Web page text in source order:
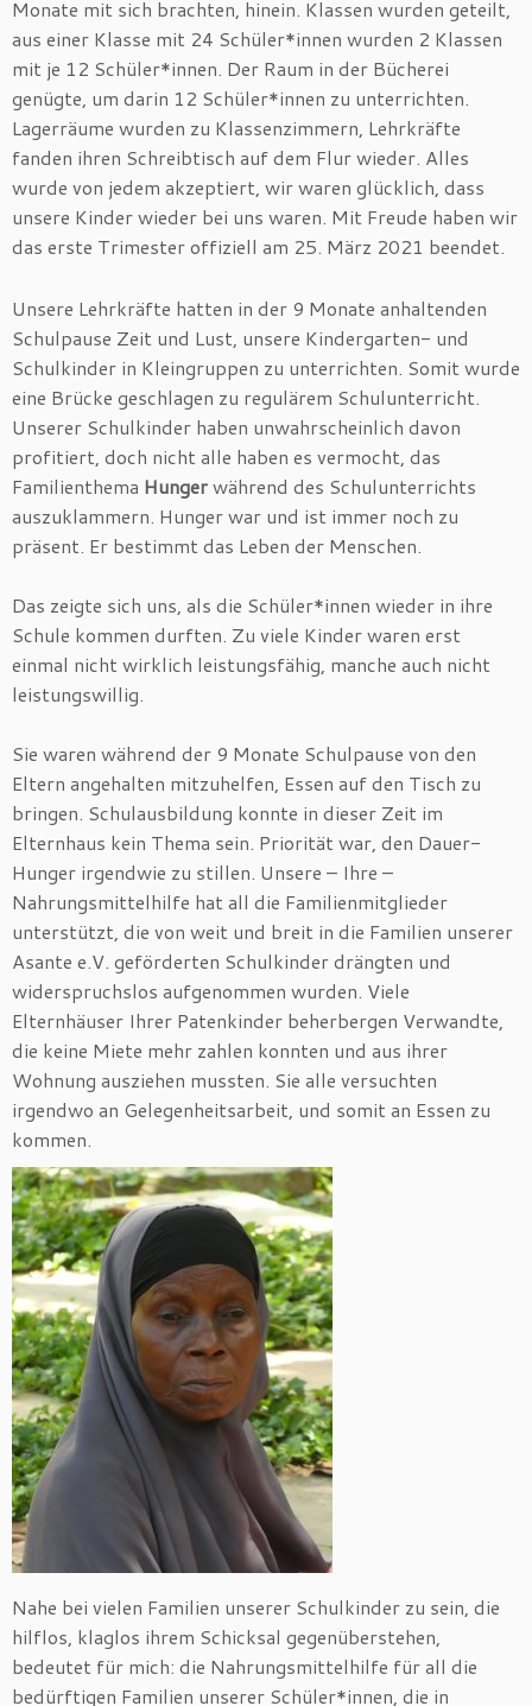
Monate mit sich brachten, hinein. Klassen wurden geteilt,
aus einer Klasse mit 24 Schüler*innen wurden 2 Klassen
mit je 12 Schüler*innen. Der Raum in der Bücherei
genügte, um darin 12 Schüler*innen zu unterrichten.
Lagerräume wurden zu Klassenzimmern, Lehrkräfte
fanden ihren Schreibtisch auf dem Flur wieder. Alles
wurde von jedem akzeptiert, wir waren glücklich, dass
unsere Kinder wieder bei uns waren. Mit Freude haben wir
das erste Trimester offiziell am 25. März 2021 beendet.
Unsere Lehrkräfte hatten in der 9 Monate anhaltenden
Schulpause Zeit und Lust, unsere Kindergarten- und
Schulkinder in Kleingruppen zu unterrichten. Somit wurde
eine Brücke geschlagen zu regulärem Schulunterricht.
Unserer Schulkinder haben unwahrscheinlich davon
profitiert, doch nicht alle haben es vermocht, das
Familienthema Hungerwährend des Schulunterrichts
auszuklammern. Hunger war und ist immer noch zu
präsent. Er bestimmt das Leben der Menschen.
Das zeigte sich uns, als die Schüler*innen wieder in ihre
Schule kommen durften. Zu viele Kinder waren erst
einmal nicht wirklich leistungsfähig, manche auch nicht
leistungswillig.
Sie waren während der 9 Monate Schulpause von den
Eltern angehalten mitzuhelfen, Essen auf den Tisch zu
bringen. Schulausbildung konnte in dieser Zeit im
Elternhaus kein Thema sein. Priorität war, den Dauer-
Hunger irgendwie zu stillen. Unsere – Ihre –
Nahrungsmittelhilfe hat all die Familienmitglieder
unterstützt, die von weit und breit in die Familien unserer
Asante e.V. geförderten Schulkinder drängten und
widerspruchslos aufgenommen wurden. Viele
Elternhäuser Ihrer Patenkinder beherbergen Verwandte,
die keine Miete mehr zahlen konnten und aus ihrer
Wohnung ausziehen mussten. Sie alle versuchten
irgendwo an Gelegenheitsarbeit, und somit an Essen zu
kommen.
Nahe bei vielen Familien unserer Schulkinder zu sein, die
hilflos, klaglos ihrem Schicksal gegenüberstehen,
bedeutet für mich: die Nahrungsmittelhilfe für all die
bedürftigen Familien unserer Schüler*innen, die in